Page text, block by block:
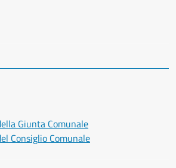
Giunta Comunale
Consiglio Comunale